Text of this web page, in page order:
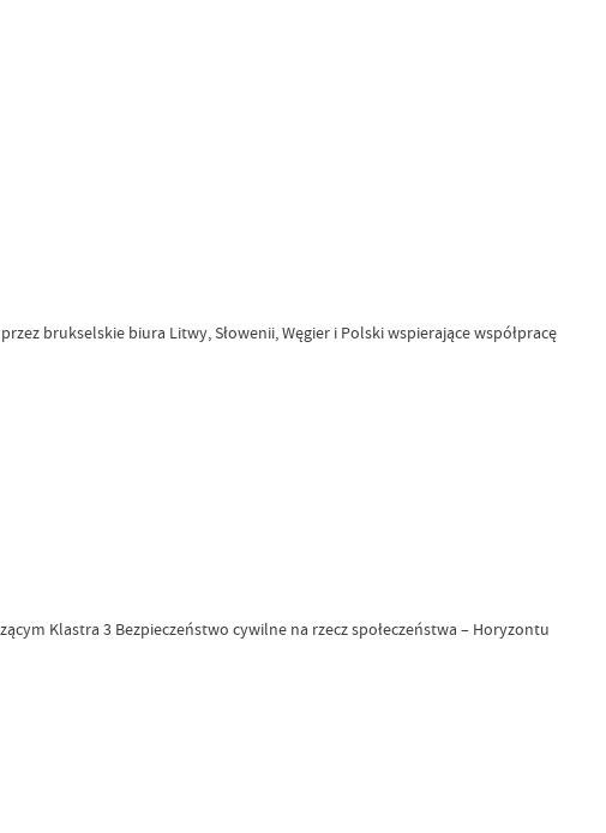
brukselskie biura Litwy, Słowenii, Węgier i Polski wspierające współpracę
Klastra 3 Bezpieczeństwo cywilne na rzecz społeczeństwa – Horyzontu